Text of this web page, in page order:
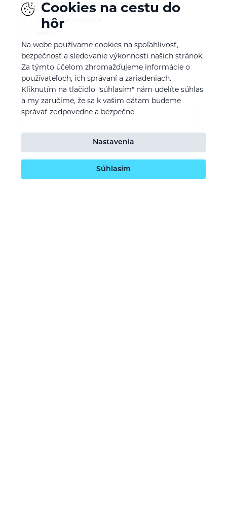
Odoberajte newsletter s novinkami o
Treking a turistika
Bicykel (mtb, gravel, cesty)
Horolezectvo a VHT
Skialp / freeride / lyže / snb
zpracováním osobních údajů
Odoslať
Cookies na cestu do
hôr
Na webe používame cookies na spoľahlivosť,
bezpečnosť a sledovanie výkonnosti našich stránok.
Za týmto účelom zhromažďujeme informácie o
používateľoch, ich správaní a zariadeniach.
Kliknutím na tlačidlo "súhlasím" nám udelíte súhlas
a my zaručíme, že sa k vašim dátam budeme
správať zodpovedne a bezpečne.
Nastavenia
Súhlasím